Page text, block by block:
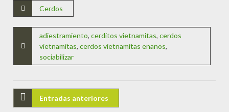
Cerdos
adiestramiento,cerditos vietnamitas,cerdos
vietnamitas,cerdos vietnamitas enanos,
sociabilizar
Entradas anteriores